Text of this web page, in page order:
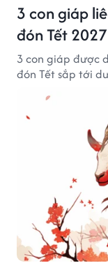
3 con giáp
đón Tết
3 con giáp được
đón Tết sắp tới